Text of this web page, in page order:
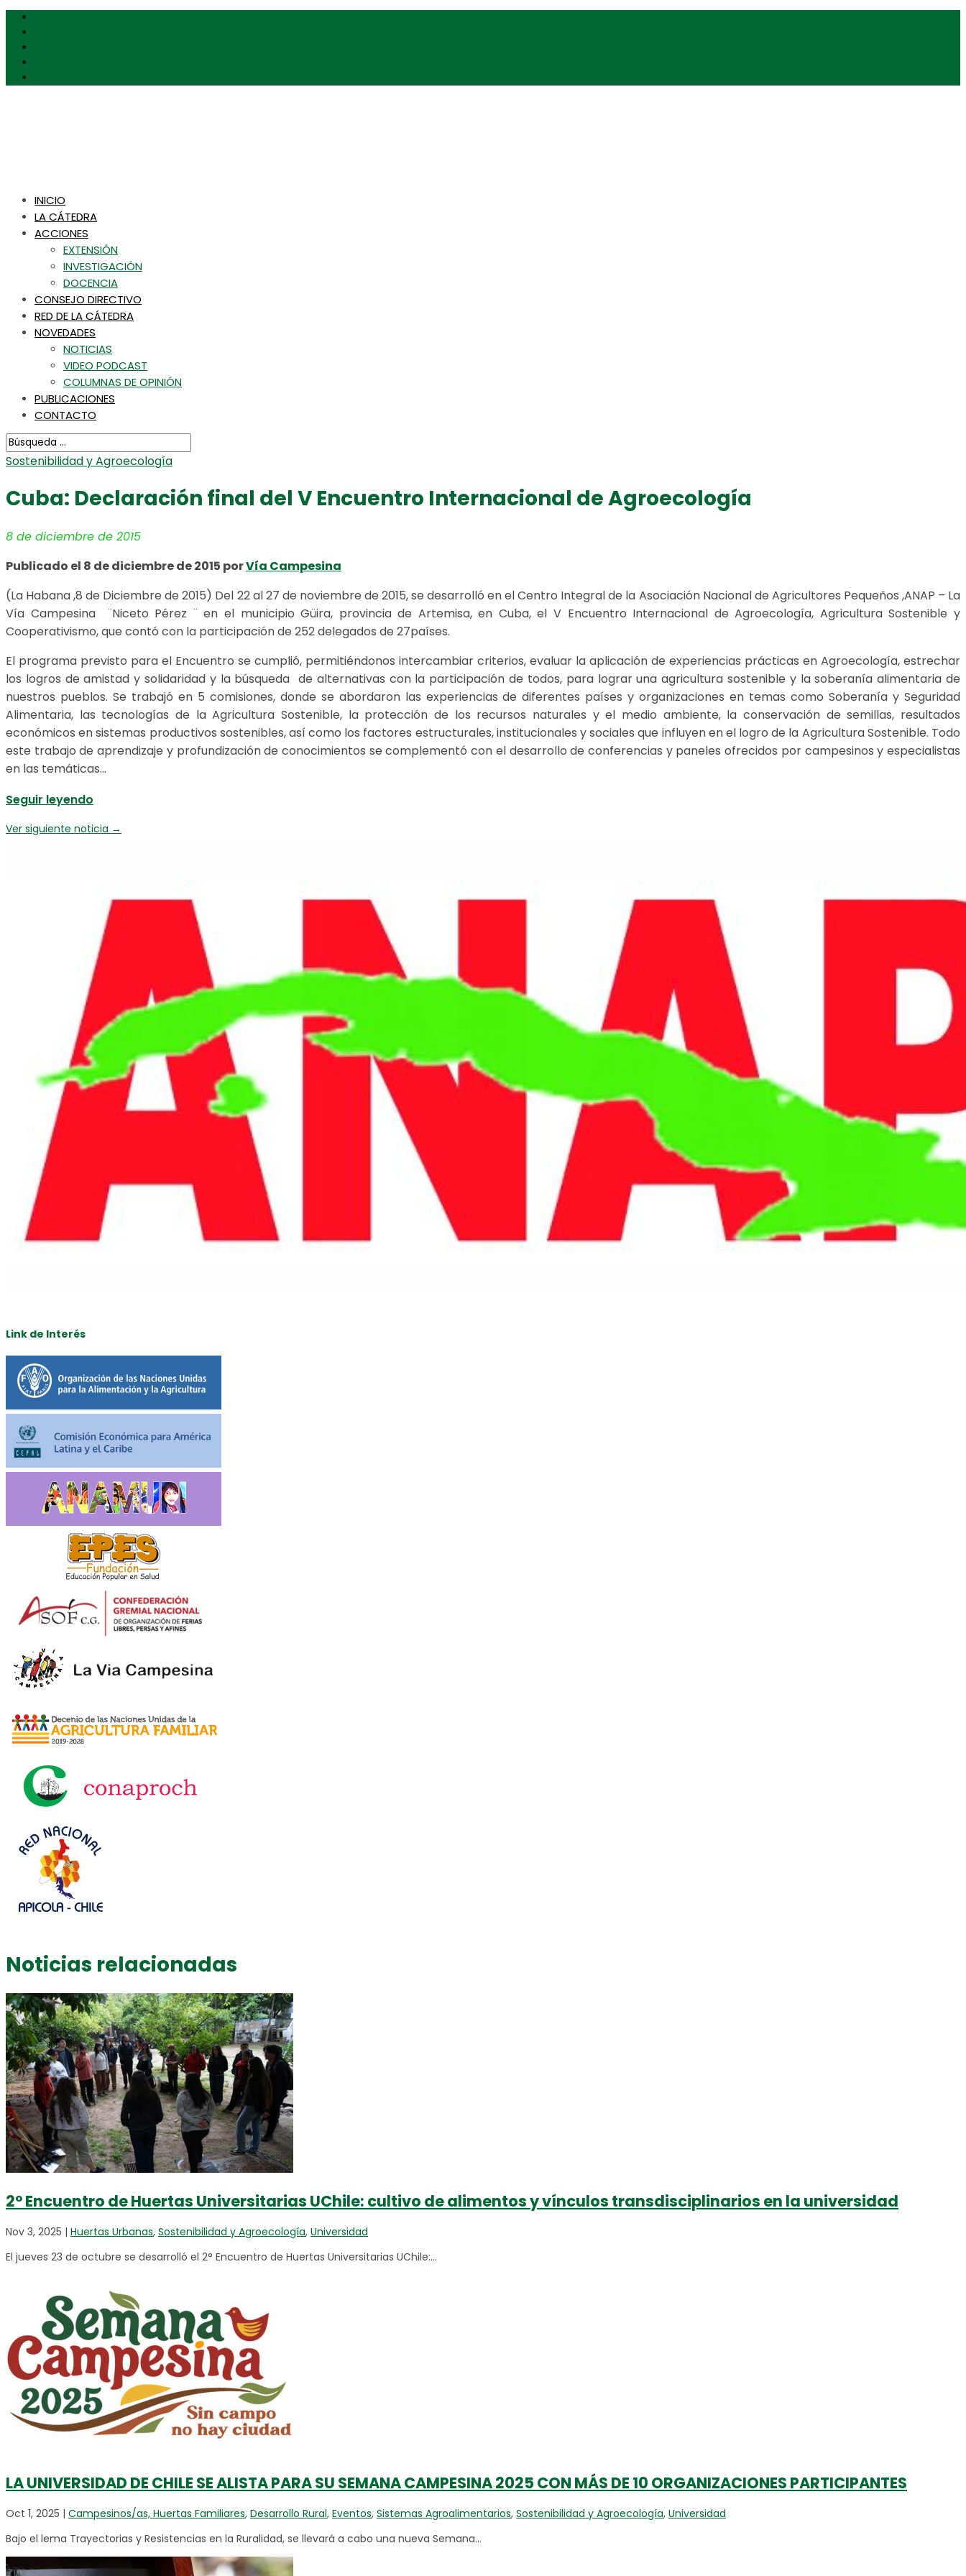
INICIO
LA CÁTEDRA
ACCIONES
EXTENSIÓN
INVESTIGACIÓN
DOCENCIA
CONSEJO DIRECTIVO
RED DE LA CÁTEDRA
NOVEDADES
NOTICIAS
VIDEO PODCAST
COLUMNAS DE OPINIÓN
PUBLICACIONES
CONTACTO
Sostenibilidad y Agroecología
Cuba: Declaración final del V Encuentro Internacional de Agroecología
8 de diciembre de 2015
Publicado el 8 de diciembre de 2015 porVía Campesina
(La Habana ,8 de Diciembre de 2015) Del 22 al 27 de noviembre de 2015, se desarrolló en el Centro Integral de la Asociación Nacional de Agricultores Pequeños ,ANAP – La
Vía Campesina ¨Niceto Pérez ¨ en el municipio Güira, provincia de Artemisa, en Cuba, el V Encuentro Internacional de Agroecología, Agricultura Sostenible y
Cooperativismo, que contó con la participación de 252 delegados de 27países.
El programa previsto para el Encuentro se cumplió, permitiéndonos intercambiar criterios, evaluar la aplicación de experiencias prácticas en Agroecología, estrechar
los logros de amistad y solidaridad y la búsqueda de alternativas con la participación de todos, para lograr una agricultura sostenible y la soberanía alimentaria de
nuestros pueblos. Se trabajó en 5 comisiones, donde se abordaron las experiencias de diferentes países y organizaciones en temas como Soberanía y Seguridad
Alimentaria, las tecnologías de la Agricultura Sostenible, la protección de los recursos naturales y el medio ambiente, la conservación de semillas, resultados
económicos en sistemas productivos sostenibles, así como los factores estructurales, institucionales y sociales que influyen en el logro de la Agricultura Sostenible. Todo
este trabajo de aprendizaje y profundización de conocimientos se complementó con el desarrollo de conferencias y paneles ofrecidos por campesinos y especialistas
en las temáticas…
Seguir leyendo
Ver siguiente noticia →
Link de Interés
Noticias relacionadas
2° Encuentro de Huertas Universitarias UChile: cultivo de alimentos y vínculos transdisciplinarios en la universidad
Nov 3, 2025 | Huertas Urbanas, Sostenibilidad y Agroecología, Universidad
El jueves 23 de octubre se desarrolló el 2° Encuentro de Huertas Universitarias UChile:...
LA UNIVERSIDAD DE CHILE SE ALISTA PARA SU SEMANA CAMPESINA 2025 CON MÁS DE 10 ORGANIZACIONES PARTICIPANTES
Oct 1, 2025 | Campesinos/as, Huertas Familiares, Desarrollo Rural, Eventos, Sistemas Agroalimentarios, Sostenibilidad y Agroecología, Universidad
Bajo el lema Trayectorias y Resistencias en la Ruralidad, se llevará a cabo una nueva Semana...